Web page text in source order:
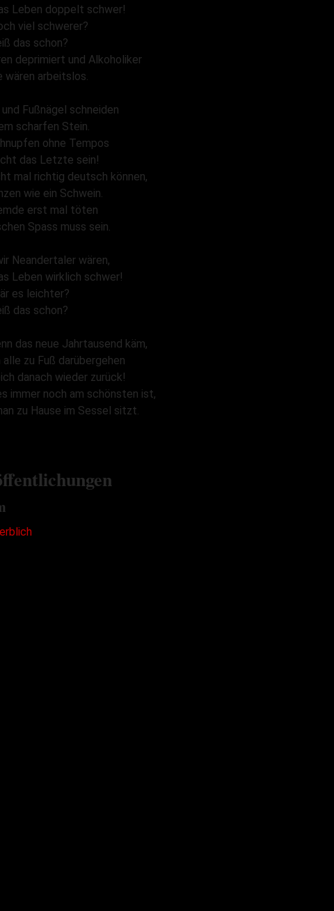
Leben doppelt schwer!
viel schwerer?
das schon?
deprimiert und Alkoholiker
wären arbeitslos.
und Fußnägel schneiden
scharfen Stein.
ohne Tempos
das Letzte sein!
mal richtig deutsch können,
wie ein Schwein.
erst mal töten
Spass muss sein.
Neandertaler wären,
Leben wirklich schwer!
es leichter?
das schon?
das neue Jahrtausend käm,
alle zu Fuß darübergehen
danach wieder zurück!
immer noch am schönsten ist,
zu Hause im Sessel sitzt.